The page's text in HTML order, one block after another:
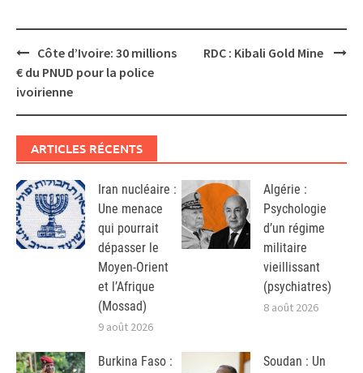
Post
navigation
Côte d’Ivoire: 30 millions
€ du PNUD pour la police
ivoirienne
RDC : Kibali Gold Mine
ARTICLES RÉCENTS
Iran nucléaire :
Une menace
qui pourrait
dépasser le
Moyen-Orient
et l’Afrique
(Mossad)
9 août 2026
Algérie :
Psychologie
d’un régime
militaire
vieillissant
(psychiatres)
8 août 2026
Burkina Faso :
Soudan : Un